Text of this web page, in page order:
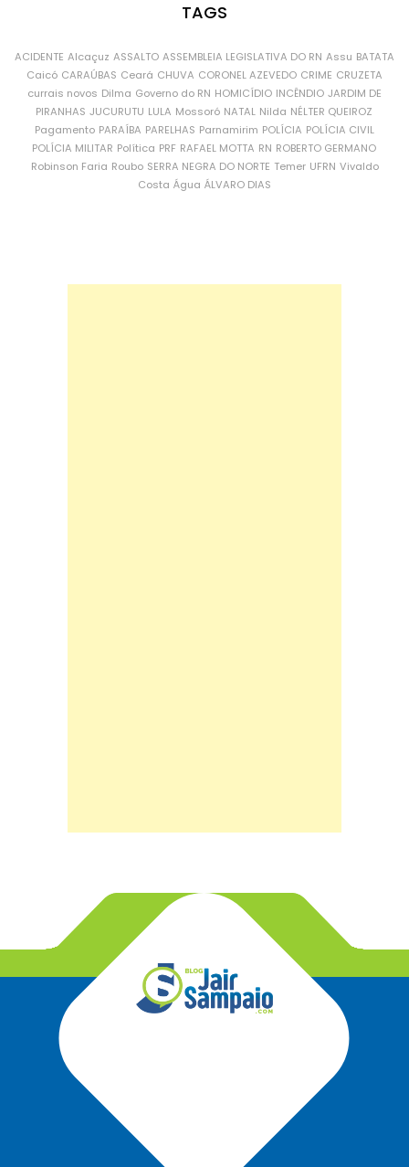
TAGS
ACIDENTE Alcaçuz ASSALTO ASSEMBLEIA LEGISLATIVA DO RN Assu BATATA
Caicó CARAÚBAS Ceará CHUVA CORONEL AZEVEDO CRIME CRUZETA
currais novos Dilma Governo do RN HOMICÍDIO INCÊNDIO JARDIM DE
PIRANHAS JUCURUTU LULA Mossoró NATAL Nilda NÉLTER QUEIROZ
Pagamento PARAÍBA PARELHAS Parnamirim POLÍCIA POLÍCIA CIVIL
POLÍCIA MILITAR Política PRF RAFAEL MOTTA RN ROBERTO GERMANO
Robinson Faria Roubo SERRA NEGRA DO NORTE Temer UFRN Vivaldo
Costa Água ÁLVARO DIAS